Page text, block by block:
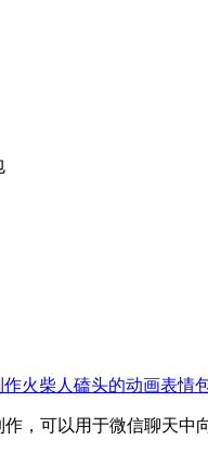
作火柴人磕头的动画表情
，可以用于微信聊天